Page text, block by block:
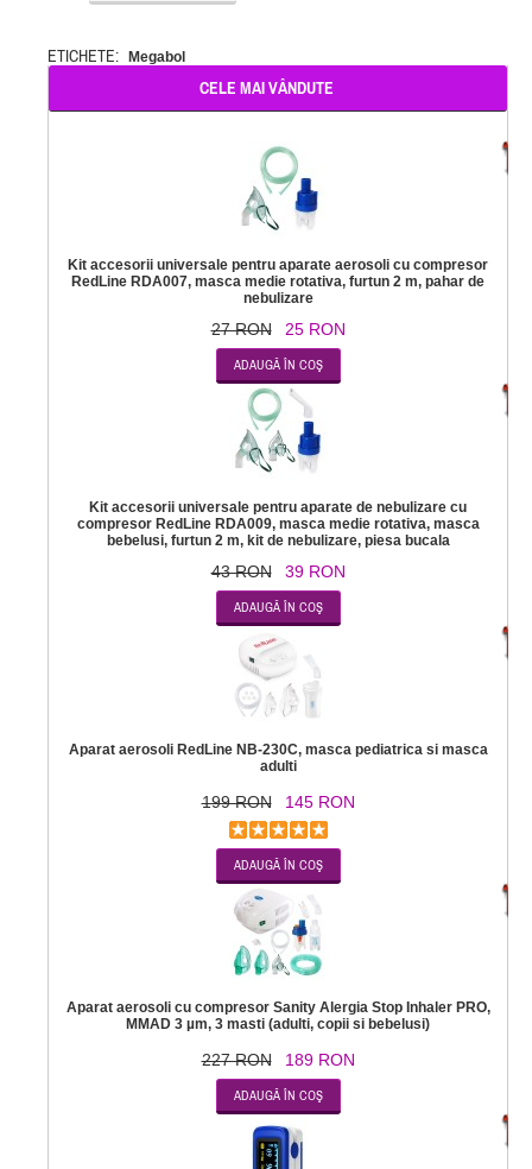
ETICHETE: Megabol
CELE MAI VÂNDUTE
Kit accesorii universale pentru aparate aerosoli cu compresor
RedLine RDA007, masca medie rotativa, furtun 2 m, pahar de
nebulizare
27 RON 25 RON
Kit accesorii universale pentru aparate de nebulizare cu
compresor RedLine RDA009, masca medie rotativa, masca
bebelusi, furtun 2 m, kit de nebulizare, piesa bucala
43 RON 39 RON
Aparat aerosoli RedLine NB-230C, masca pediatrica si masca
adulti
199 RON 145 RON
Aparat aerosoli cu compresor Sanity Alergia Stop Inhaler PRO,
MMAD 3 µm, 3 masti (adulti, copii si bebelusi)
227 RON 189 RON